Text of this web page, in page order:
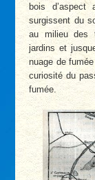
bois
surgissent du
au milieu des
jardins et
nuage de
curiosité du
fumée.